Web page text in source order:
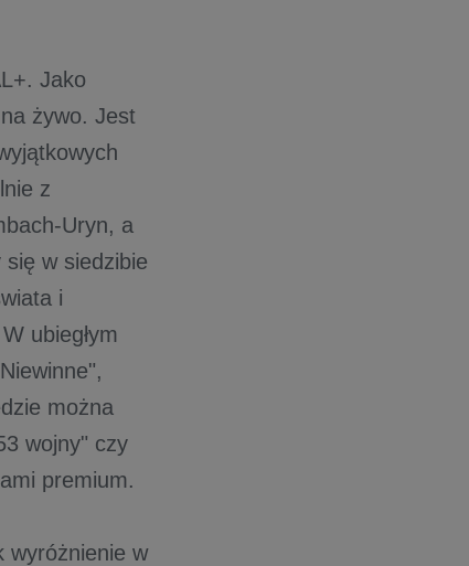
Jako
żywo. Jest
z
Uryn, a
się w siedzibie
i
ubiegłym
można
wojny" czy
premium.
wyróżnienie w